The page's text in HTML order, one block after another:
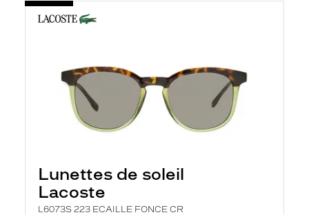
Lunettes de soleil
Lacoste
L6073S 223 ECAILLE FONCE CR